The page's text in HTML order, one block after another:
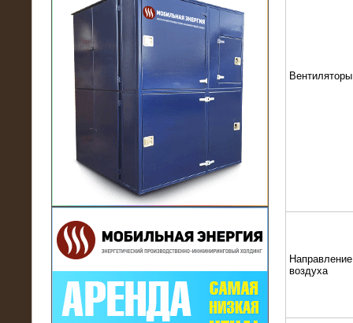
21.03.2017
Комплектная трансформаторная
подстанция 6 МВА (морское
исполнение, IP56)
Вентиляторы
воздуха